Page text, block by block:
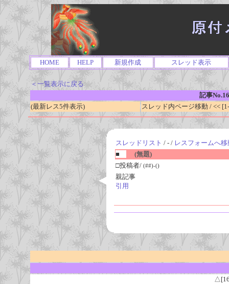
HOME HELP 新規作成 スレッド表示
＜一覧表示に戻る
記事
(最新レス5件表示)
スレッド内ページ移動 / <<
スレッドリスト / - / レスフォームへ移
■
(無題)
□投稿者/ (##)-()
親記事
引用